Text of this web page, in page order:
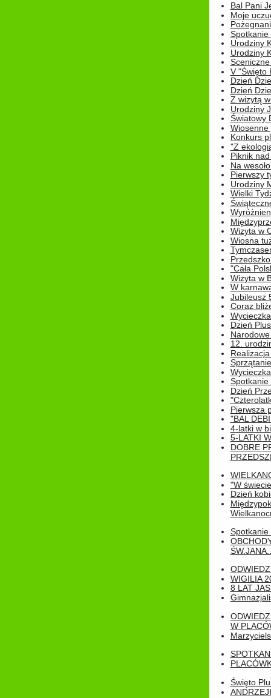
Bal Pani
Moje
Spotkanie
Urodziny
Urodziny
V "Święto
Dzień
Dzień
Z wizytą
Urodziny
Światowy
Wiosenne
Konkurs
"Z
Piknik
Na
Pierwszy
Urodziny
Wielki
Wizyta w
Wiosna
"Cała
Wizyta w
W
Jubileusz
Coraz
Dzień
12.
Spotkanie
Dzień
Pierwsza
"BAL
4-latki w
5-LATKI
DOBRE
"W
Dzień
Spotkanie
WIGILIA
8 LAT
W
Święto